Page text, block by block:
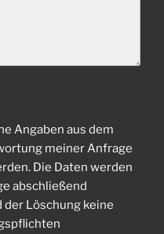
Angaben aus dem
meiner Anfrage
Die Daten werden
abschließend
Löschung keine